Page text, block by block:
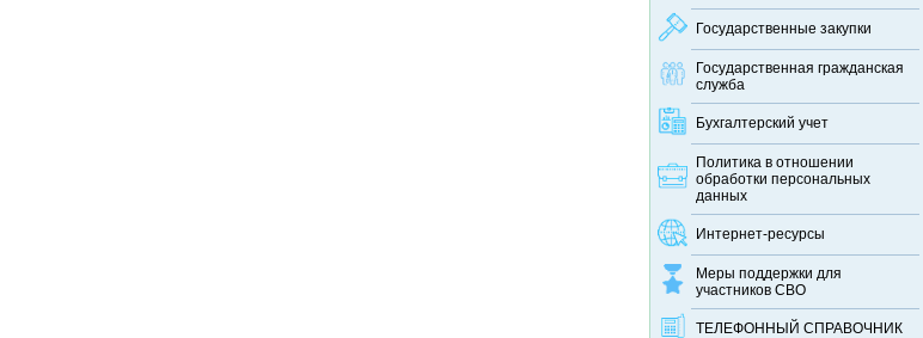
Государственные закупки
Государственная гражданская
служба
Бухгалтерский учет
Политика в отношении
обработки персональных
данных
Интернет-ресурсы
Меры поддержки для
участников СВО
ТЕЛЕФОННЫЙ CПРАВОЧНИК